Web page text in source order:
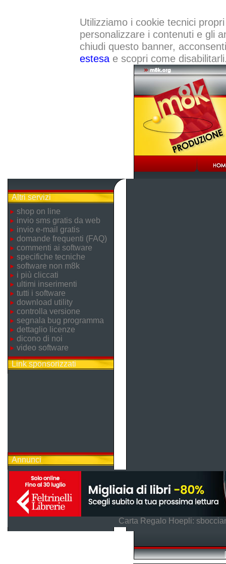
Utilizziamo i cookie tecnici
personalizzare i contenuti e gli
chiudi questo banner,
estesae scopri come
Altri servizi
shop on line
invio sms gratis da web
invio e-mail gratis
domande frequenti (FAQ)
commenti ai software
specifiche tecniche
software non m8k
i più cliccati
ultimi inserimenti
tutti i software
download utility
controlla versione
segnala bug programma
dettaglio licenze
dicono di noi
video software
Link sponsorizzati
Annunci
Carta Regalo Hoepli:
[